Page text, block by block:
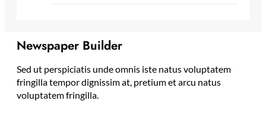
Newspaper Builder
Sed ut perspiciatis unde omnis iste natus voluptatem
fringilla tempor dignissim at, pretium et arcu natus
voluptatem fringilla.